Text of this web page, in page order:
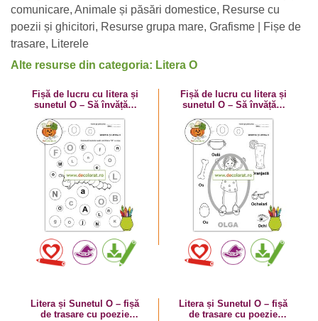
comunicare, Animale și păsări domestice, Resurse cu
poezii și ghicitori, Resurse grupa mare, Grafisme | Fișe de
trasare, Literele
Alte resurse din categoria: Litera O
Fișă de lucru cu litera și
sunetul O – Să învățăm
Fișă de lucru cu litera și
sunetul O – Să învățăm
Litera și Sunetul O – fișă
de trasare cu poezie
Litera și Sunetul O – fișă
de trasare cu poezie